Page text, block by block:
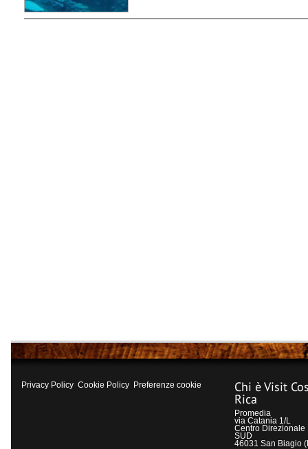
Privacy Policy Cookie Policy Preferenze cookie Chi è Visit
Rica
Promedia
via Catania 1/L
Centro Direzionale
SUD
46031 San Biagio